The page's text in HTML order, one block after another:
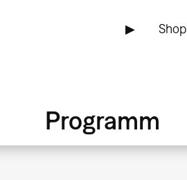
▶ Shop
Programm